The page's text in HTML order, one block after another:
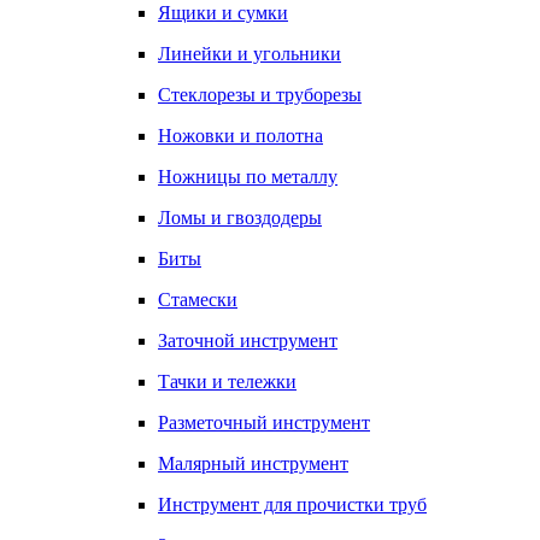
Ящики и сумки
Линейки и угольники
Стеклорезы и труборезы
Ножовки и полотна
Ножницы по металлу
Ломы и гвоздодеры
Биты
Стамески
Заточной инструмент
Тачки и тележки
Разметочный инструмент
Малярный инструмент
Инструмент для прочистки труб